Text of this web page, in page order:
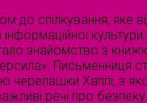
до спілкування, яке
культури
знайомство з
Письменниця
черепашки Хаппі, з
речі про